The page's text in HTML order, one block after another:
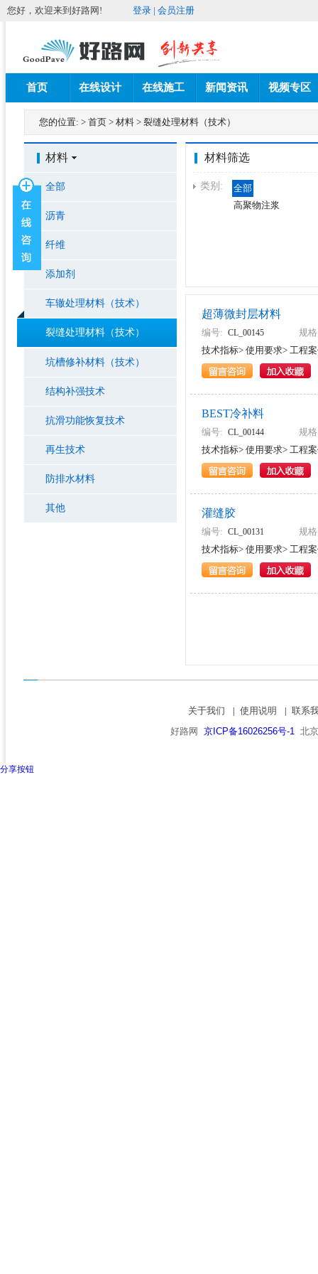
您好，欢迎来到好路网! 登录 | 会员注册
首页 在线设计 在线施工 新闻资讯 视频专区
您的位置: > 首页 > 材料 > 裂缝处理材料（技术）
材料
全部
沥青
纤维
添加剂
车辙处理材料（技术）
裂缝处理材料（技术）
坑槽修补材料（技术）
结构补强技术
抗滑功能恢复技术
再生技术
防排水材料
其他
材料筛选
类别:
全部
高聚物注浆
超薄微封层材料
编号: CL_00145
规
技术指标> 使用要求> 工程
BEST冷补料
编号: CL_00144
规
技术指标> 使用要求> 工程
灌缝胶
编号: CL_00131
规
技术指标> 使用要求> 工程
关于我们 使用说明
联系
好路网 京ICP备16026256号-1 北
分享按钮